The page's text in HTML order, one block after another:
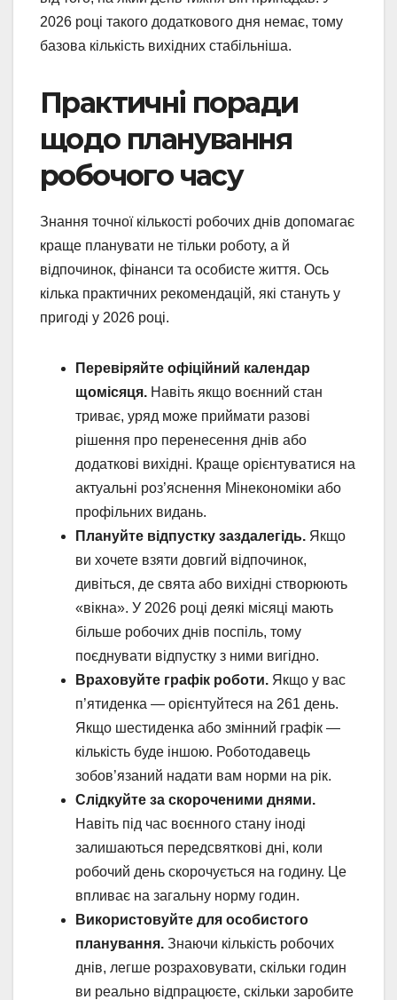
2026 році такого додаткового дня немає, тому
базова кількість вихідних стабільніша.
Практичні поради
щодо планування
робочого часу
Знання точної кількості робочих днів допомагає
краще планувати не тільки роботу, а й
відпочинок, фінанси та особисте життя. Ось
кілька практичних рекомендацій, які стануть у
пригоді у 2026 році.
Перевіряйте офіційний календар
щомісяця. Навіть якщо воєнний стан
триває, уряд може приймати разові
рішення про перенесення днів або
додаткові вихідні. Краще орієнтуватися на
актуальні роз’яснення Мінекономіки або
профільних видань.
Плануйте відпустку заздалегідь. Якщо
ви хочете взяти довгий відпочинок,
дивіться, де свята або вихідні створюють
«вікна». У 2026 році деякі місяці мають
більше робочих днів поспіль, тому
поєднувати відпустку з ними вигідно.
Враховуйте графік роботи. Якщо у вас
п’ятиденка — орієнтуйтеся на 261 день.
Якщо шестиденка або змінний графік —
кількість буде іншою. Роботодавець
зобов’язаний надати вам норми на рік.
Слідкуйте за скороченими днями.
Навіть під час воєнного стану іноді
залишаються передсвяткові дні, коли
робочий день скорочується на годину. Це
впливає на загальну норму годин.
Використовуйте для особистого
планування. Знаючи кількість робочих
днів, легше розраховувати, скільки годин
ви реально відпрацюєте, скільки заробите